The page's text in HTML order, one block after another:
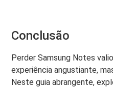
Conclusão
Perder Samsung Notes
experiência angustiante,
Neste guia abrangente,